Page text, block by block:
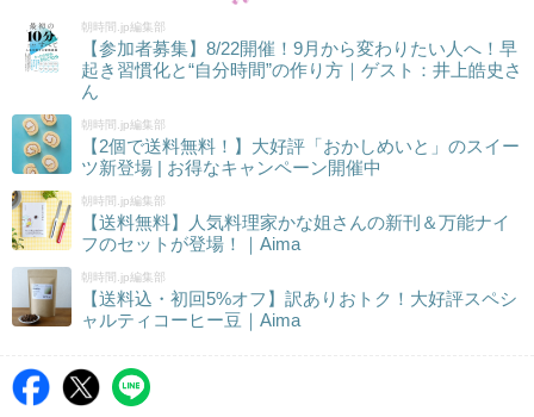
朝時間.jp編集部
【参加者募集】8/22開催！9月から変わりたい人へ！早
起き習慣化と“自分時間”の作り方｜ゲスト：井上皓史さ
ん
朝時間.jp編集部
【2個で送料無料！】大好評「おかしめいと」のスイー
ツ新登場 | お得なキャンペーン開催中
朝時間.jp編集部
【送料無料】人気料理家かな姐さんの新刊＆万能ナイ
フのセットが登場！｜Aima
朝時間.jp編集部
【送料込・初回5%オフ】訳ありおトク！大好評スペシ
ャルティコーヒー豆｜Aima